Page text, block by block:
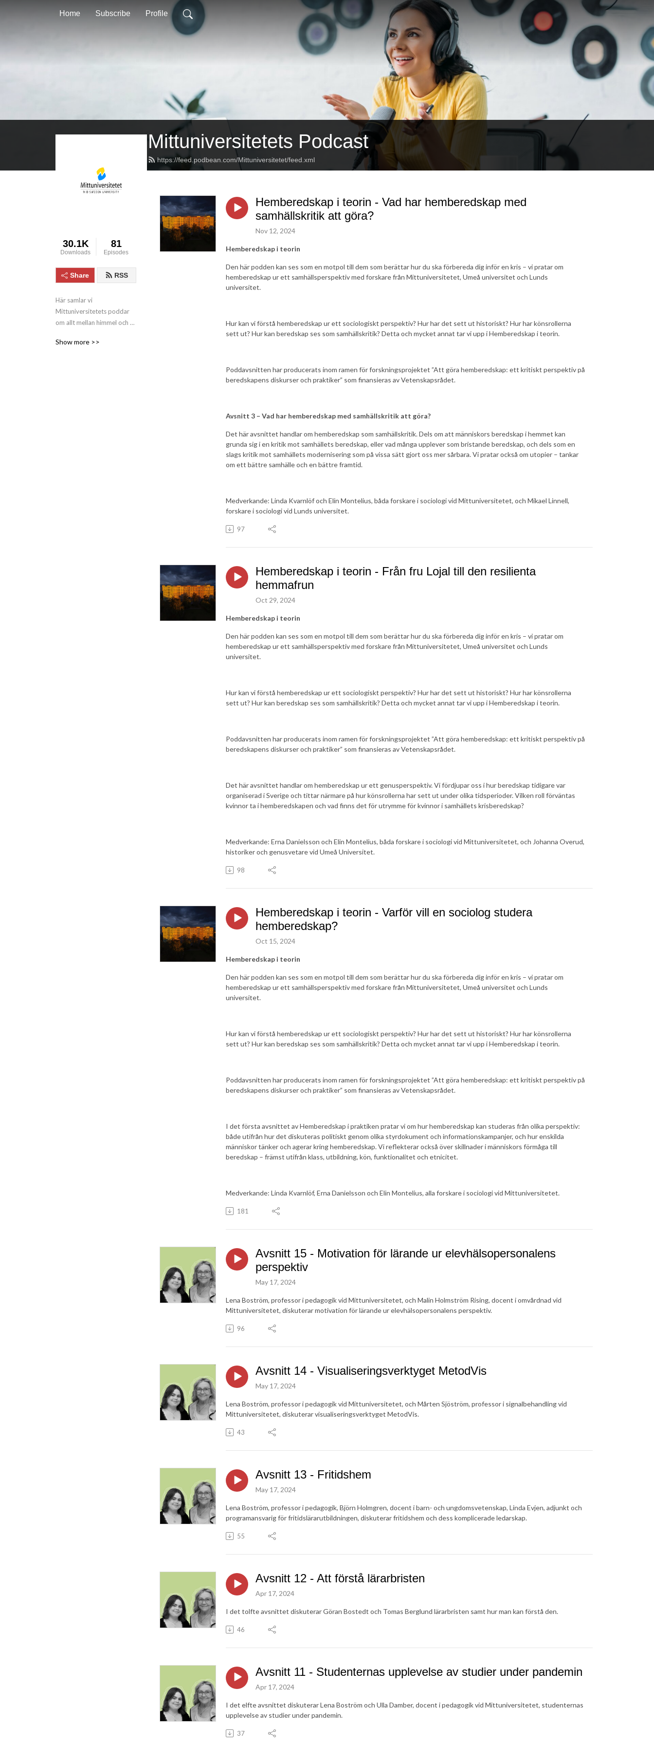
Home Subscribe Profile
Mittuniversitetets Podcast
https://feed.podbean.com/Mittuniversitetet/feed.xml
30.1K
Downloads
81
Episodes
Share RSS
Här samlar vi
Mittuniversitetets poddar
om allt mellan himmel och
den forskning som ständig
Show more >>
Hemberedskap i teorin - Vad har hemberedskap med
samhällskritik att göra?
Nov 12, 2024
Hemberedskap i teorin
Den här podden kan ses som en motpol till dem som berättar hur du ska förbereda dig inför en kris – vi pratar om
hemberedskap ur ett samhällsperspektiv med forskare från Mittuniversitetet, Umeå universitet och Lunds
universitet.
Hur kan vi förstå hemberedskap ur ett sociologiskt perspektiv? Hur har det sett ut historiskt? Hur har könsrollerna
sett ut? Hur kan beredskap ses som samhällskritik? Detta och mycket annat tar vi upp i Hemberedskap i teorin.
Poddavsnitten har producerats inom ramen för forskningsprojektet ”Att göra hemberedskap: ett kritiskt perspektiv på
beredskapens diskurser och praktiker” som finansieras av Vetenskapsrådet.
Avsnitt 3 – Vad har hemberedskap med samhällskritik att göra?
Det här avsnittet handlar om hemberedskap som samhällskritik. Dels om att människors beredskap i hemmet kan
grunda sig i en kritik mot samhällets beredskap, eller vad många upplever som bristande beredskap, och dels som en
slags kritik mot samhällets modernisering som på vissa sätt gjort oss mer sårbara. Vi pratar också om utopier – tankar
om ett bättre samhälle och en bättre framtid.
Medverkande: Linda Kvarnlöf och Elin Montelius, båda forskare i sociologi vid Mittuniversitetet, och Mikael Linnell,
forskare i sociologi vid Lunds universitet.
97
Hemberedskap i teorin - Från fru Lojal till den resilienta
hemmafrun
Oct 29, 2024
Hemberedskap i teorin
Den här podden kan ses som en motpol till dem som berättar hur du ska förbereda dig inför en kris – vi pratar om
hemberedskap ur ett samhällsperspektiv med forskare från Mittuniversitetet, Umeå universitet och Lunds
universitet.
Hur kan vi förstå hemberedskap ur ett sociologiskt perspektiv? Hur har det sett ut historiskt? Hur har könsrollerna
sett ut? Hur kan beredskap ses som samhällskritik? Detta och mycket annat tar vi upp i Hemberedskap i teorin.
Poddavsnitten har producerats inom ramen för forskningsprojektet ”Att göra hemberedskap: ett kritiskt perspektiv på
beredskapens diskurser och praktiker” som finansieras av Vetenskapsrådet.
Det här avsnittet handlar om hemberedskap ur ett genusperspektiv. Vi fördjupar oss i hur beredskap tidigare var
organiserad i Sverige och tittar närmare på hur könsrollerna har sett ut under olika tidsperioder. Vilken roll förväntas
kvinnor ta i hemberedskapen och vad finns det för utrymme för kvinnor i samhällets krisberedskap?
Medverkande: Erna Danielsson och Elin Montelius, båda forskare i sociologi vid Mittuniversitetet, och Johanna Overud,
historiker och genusvetare vid Umeå Universitet.
98
Hemberedskap i teorin - Varför vill en sociolog studera
hemberedskap?
Oct 15, 2024
Hemberedskap i teorin
Den här podden kan ses som en motpol till dem som berättar hur du ska förbereda dig inför en kris – vi pratar om
hemberedskap ur ett samhällsperspektiv med forskare från Mittuniversitetet, Umeå universitet och Lunds
universitet.
Hur kan vi förstå hemberedskap ur ett sociologiskt perspektiv? Hur har det sett ut historiskt? Hur har könsrollerna
sett ut? Hur kan beredskap ses som samhällskritik? Detta och mycket annat tar vi upp i Hemberedskap i teorin.
Poddavsnitten har producerats inom ramen för forskningsprojektet ”Att göra hemberedskap: ett kritiskt perspektiv på
beredskapens diskurser och praktiker” som finansieras av Vetenskapsrådet.
I det första avsnittet av Hemberedskap i praktiken pratar vi om hur hemberedskap kan studeras från olika perspektiv:
både utifrån hur det diskuteras politiskt genom olika styrdokument och informationskampanjer, och hur enskilda
människor tänker och agerar kring hemberedskap. Vi reflekterar också över skillnader i människors förmåga till
beredskap – främst utifrån klass, utbildning, kön, funktionalitet och etnicitet.
Medverkande: Linda Kvarnlöf, Erna Danielsson och Elin Montelius, alla forskare i sociologi vid Mittuniversitetet.
181
Avsnitt 15 - Motivation för lärande ur elevhälsopersonalens
perspektiv
May 17, 2024
Lena Boström, professor i pedagogik vid Mittuniversitetet, och Malin Holmström Rising, docent i omvårdnad vid
Mittuniversitetet, diskuterar motivation för lärande ur elevhälsopersonalens perspektiv.
96
Avsnitt 14 - Visualiseringsverktyget MetodVis
May 17, 2024
Lena Boström, professor i pedagogik vid Mittuniversitetet, och Mårten Sjöström, professor i signalbehandling vid
Mittuniversitetet, diskuterar visualiseringsverktyget MetodVis.
43
Avsnitt 13 - Fritidshem
May 17, 2024
Lena Boström, professor i pedagogik, Björn Holmgren, docent i barn- och ungdomsvetenskap, Linda Evjen, adjunkt och
programansvarig för fritidslärarutbildningen, diskuterar fritidshem och dess komplicerade ledarskap.
55
Avsnitt 12 - Att förstå lärarbristen
Apr 17, 2024
I det tolfte avsnittet diskuterar Göran Bostedt och Tomas Berglund lärarbristen samt hur man kan förstå den.
46
Avsnitt 11 - Studenternas upplevelse av studier under pandemin
Apr 17, 2024
I det elfte avsnittet diskuterar Lena Boström och Ulla Damber, docent i pedagogik vid Mittuniversitetet, studenternas
upplevelse av studier under pandemin.
37